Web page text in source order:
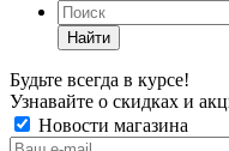
Найти
Будьте всегда в курсе!
Узнавайте о скидках и
Новости магазина